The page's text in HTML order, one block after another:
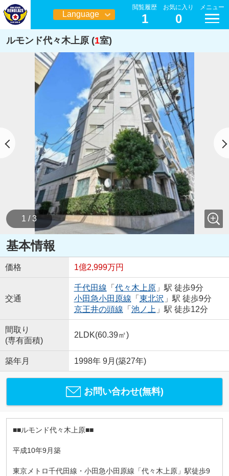
Language
日本語
閲覧履歴
1
お気に入り
0
メニュー
ルモンド代々木上原 (1室)
1 / 3
基本情報
価格 1億2,999万円
交通
千代田線 「 代々木上原」駅 徒歩9分
小田急小田原線 「 東北沢 」駅 徒歩9分
京王井の頭線 「 池ノ上 」駅 徒歩12分
間取り
(専有面積)
2LDK(60.39㎡)
築年月 1998年 9月(築27年)
お問い合わせ(無料)
■■ルモンド代々木上原■■
平成10年9月築
東京メトロ千代田線・小田急小田原線「代々木上原」駅徒歩9